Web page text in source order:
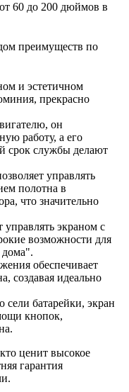
60 до 200 дюймов в
преимуществ по
и эстетичном
прекрасно
он
работу, а его
срок службы делают
управлять
полотна в
что значительно
экраном с
возможности для
дома".
обеспечивает
создавая идеально
сели батарейки, экран
кнопок,
ценит высокое
гарантия